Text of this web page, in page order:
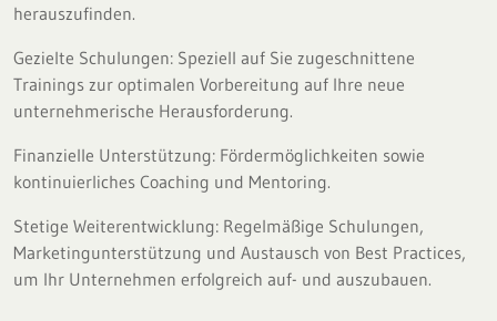
herauszufinden.
Gezielte Schulungen: Speziell auf Sie zugeschnittene
Trainings zur optimalen Vorbereitung auf Ihre neue
unternehmerische Herausforderung.
Finanzielle Unterstützung: Fördermöglichkeiten sowie
kontinuierliches Coaching und Mentoring.
Stetige Weiterentwicklung: Regelmäßige Schulungen,
Marketingunterstützung und Austausch von Best Practices,
um Ihr Unternehmen erfolgreich auf- und auszubauen.